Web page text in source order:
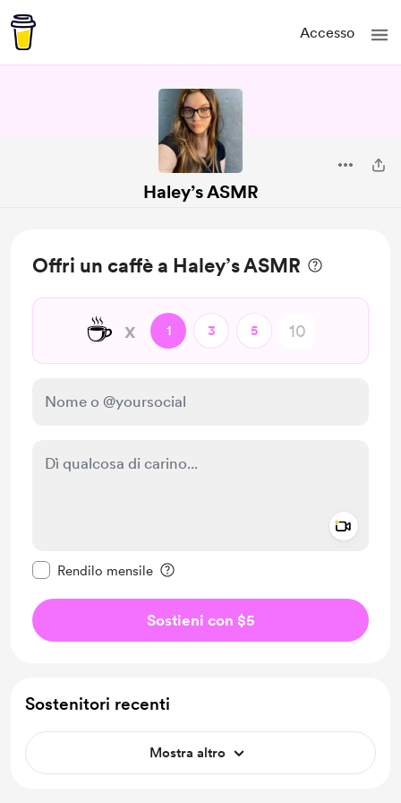
Accesso
Haley’s ASMR
Offri un caffè a Haley’s ASMR
☕ x 1 3 5
Rendilo mensile
Sostieni con $5
Sostenitori recenti
Mostra altro